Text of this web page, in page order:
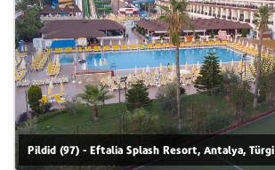
Pildid (97) - Eftalia Splash Resort, Antalya, Türgi